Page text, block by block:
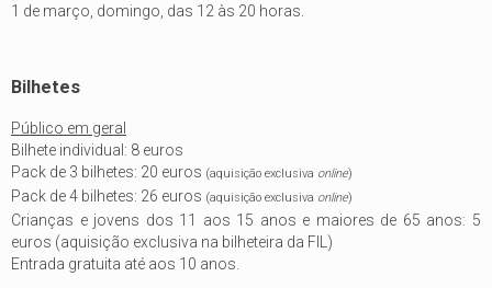
1 de março, domingo, das 12 às 20 horas.
Bilhetes
Público em geral
Bilhete individual: 8 euros
Pack de 3 bilhetes: 20 euros (aquisição exclusiva online)
Pack de 4 bilhetes: 26 euros (aquisição exclusiva online)
Crianças e jovens dos 11 aos 15 anos e maiores de 65 anos: 5
euros (aquisição exclusiva na bilheteira da FIL)
Entrada gratuita até aos 10 anos.